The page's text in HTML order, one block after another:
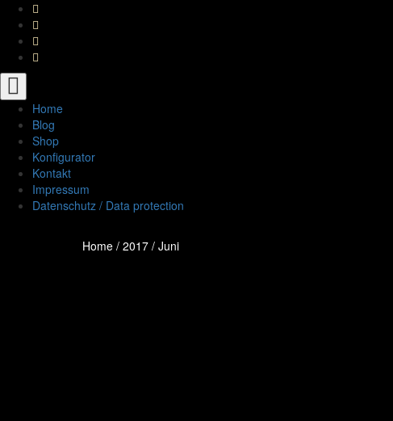
Toggle
navigation
Home
Blog
Shop
Konfigurator
Kontakt
Impressum
Datenschutz / Data protection
Home / 2017 / Juni